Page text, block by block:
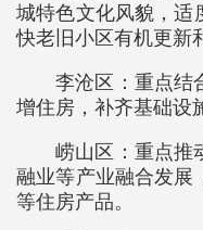
城特色文化风貌，适
快老旧小区有机更新
李沧区：重点结
增住房，补齐基础设
崂山区：重点推
融业等产业融合发展
等住房产品。